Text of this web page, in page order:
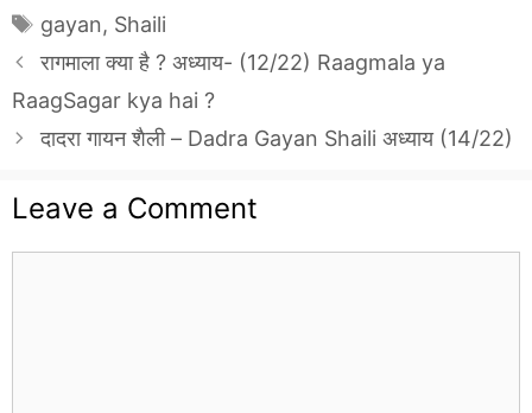
Tags
gayan, Shaili
रागमाला क्या है ? अध्याय- (12/22) Raagmala ya
RaagSagar kya hai ?
दादरा गायन शैली – Dadra Gayan Shaili अध्याय (14/22)
Leave a Comment